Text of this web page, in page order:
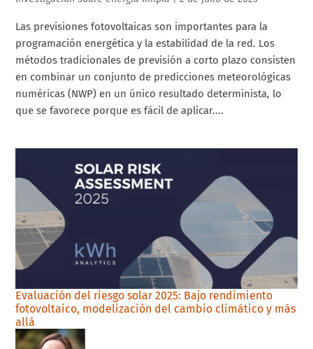
Las previsiones fotovoltaicas son importantes para la
programación energética y la estabilidad de la red. Los
métodos tradicionales de previsión a corto plazo consisten
en combinar un conjunto de predicciones meteorológicas
numéricas (NWP) en un único resultado determinista, lo
que se favorece porque es fácil de aplicar....
Evaluación del riesgo solar 2025: Bajo rendimiento
fotovoltaico, modelización del cambio climático y más
allá